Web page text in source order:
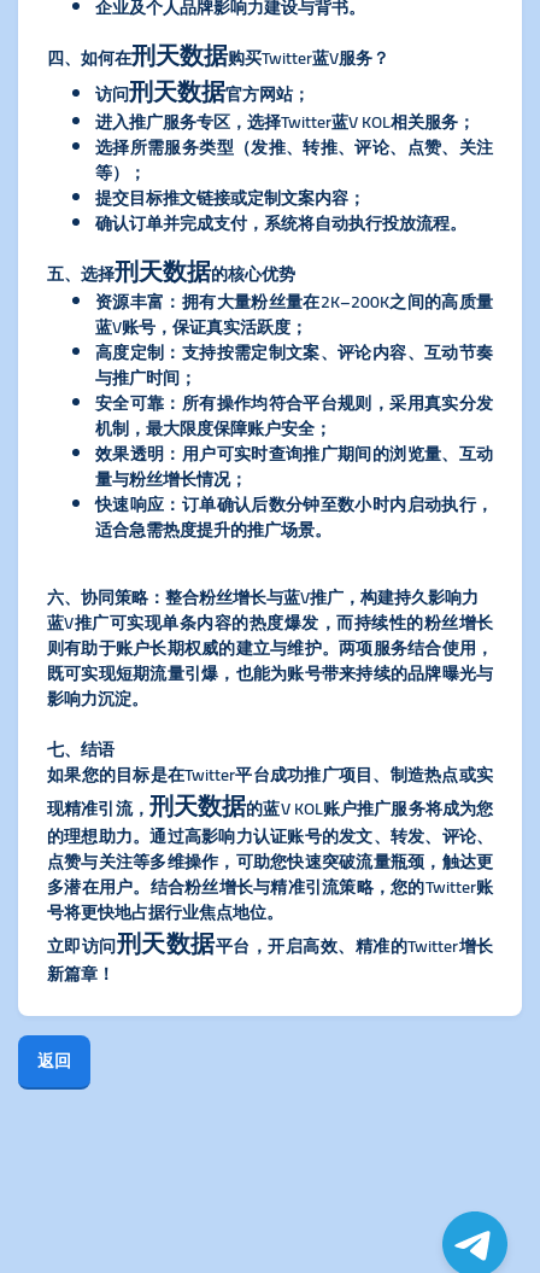
企业及个人品牌影响力建设与背书。
四、如何在刑天数据购买Twitter蓝V服务？
访问刑天数据官方网站；
进入推广服务专区，选择Twitter蓝V KOL相关服务；
选择所需服务类型（发推、转推、评论、点赞、关注
等）；
提交目标推文链接或定制文案内容；
确认订单并完成支付，系统将自动执行投放流程。
五、选择刑天数据的核心优势
资源丰富：拥有大量粉丝量在2K–200K之间的高质量
蓝V账号，保证真实活跃度；
高度定制：支持按需定制文案、评论内容、互动节奏
与推广时间；
安全可靠：所有操作均符合平台规则，采用真实分发
机制，最大限度保障账户安全；
效果透明：用户可实时查询推广期间的浏览量、互动
量与粉丝增长情况；
快速响应：订单确认后数分钟至数小时内启动执行，
适合急需热度提升的推广场景。
六、协同策略：整合粉丝增长与蓝V推广，构建持久影响力
蓝V推广可实现单条内容的热度爆发，而持续性的粉丝增长
则有助于账户长期权威的建立与维护。两项服务结合使用，
既可实现短期流量引爆，也能为账号带来持续的品牌曝光与
影响力沉淀。
七、结语
如果您的目标是在Twitter平台成功推广项目、制造热点或实
现精准引流，刑天数据的蓝V KOL账户推广服务将成为您
的理想助力。通过高影响力认证账号的发文、转发、评论、
点赞与关注等多维操作，可助您快速突破流量瓶颈，触达更
多潜在用户。结合粉丝增长与精准引流策略，您的Twitter账
号将更快地占据行业焦点地位。
立即访问刑天数据平台，开启高效、精准的Twitter增长
新篇章！
返回